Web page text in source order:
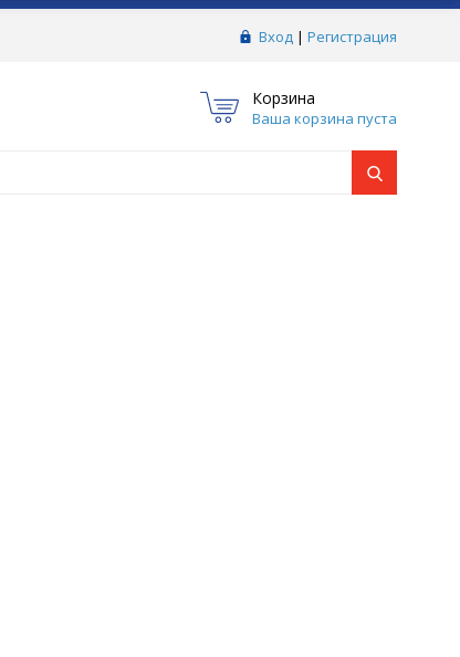
Вход | Регистрация
Корзина
Ваша корзина пуста